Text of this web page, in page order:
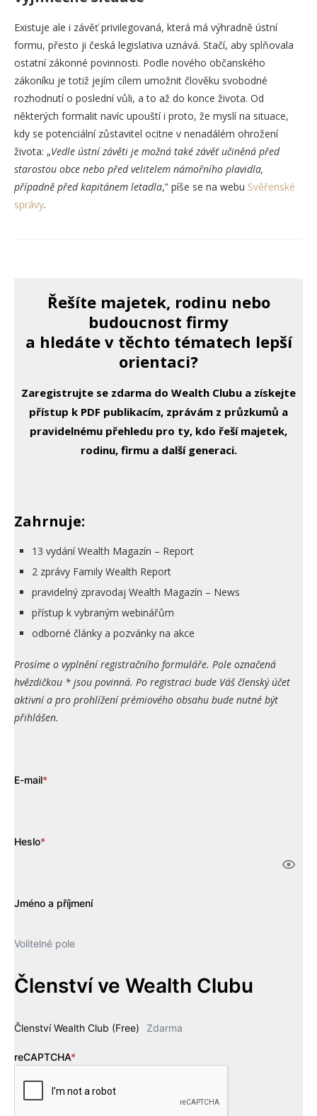
Existuje ale i závěť privilegovaná, která má výhradně ústní
formu, přesto ji česká legislativa uznává. Stačí, aby splňovala
ostatní zákonné povinnosti. Podle nového občanského
zákoníku je totiž jejím cílem umožnit člověku svobodné
rozhodnutí o poslední vůli, a to až do konce života. Od
některých formalit navíc upouští i proto, že myslí na situace,
kdy se potenciální zůstavitel ocitne v nenadálém ohrožení
života: „Vedle ústní závěti je možná také závěť učiněná před
starostou obce nebo před velitelem námořního plavidla,
případně před kapitánem letadla,” píše se na webu Svěřenské
správy.
Řešíte majetek, rodinu nebo
budoucnost firmy
a hledáte v těchto tématech lepší
orientaci?
Zaregistrujte se zdarma do Wealth Clubu a získejte
přístup k PDF publikacím, zprávám z průzkumů a
pravidelnému přehledu pro ty, kdo řeší majetek,
rodinu, firmu a další generaci.
Zahrnuje:
13 vydání Wealth Magazín – Report
2 zprávy Family Wealth Report
pravidelný zpravodaj Wealth Magazín – News
přístup k vybraným webinářům
odborné články a pozvánky na akce
Prosíme o vyplnění registračního formuláře. Pole označená
hvězdičkou * jsou povinná. Po registraci bude Váš členský účet
aktivní a pro prohlížení prémiového obsahu bude nutné být
přihlášen.
E-mail*
Heslo*
Jméno a příjmení
Volitelné pole
Členství ve Wealth Clubu
Členství Wealth Club (Free) Zdarma
reCAPTCHA*